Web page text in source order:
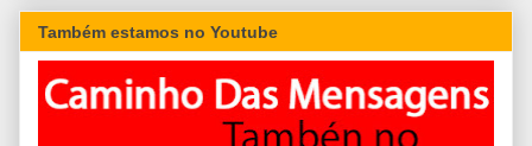
Também estamos no Youtube